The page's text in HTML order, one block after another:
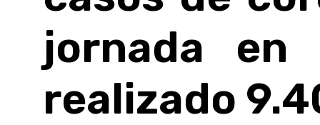
jornada
realizado